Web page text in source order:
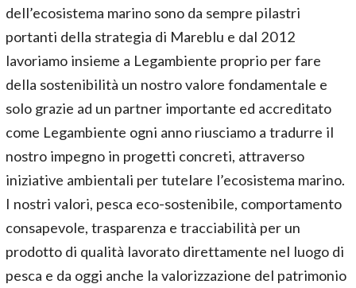
dell’ecosistema marino sono da sempre pilastri
portanti della strategia di Mareblu e dal 2012
lavoriamo insieme a Legambiente proprio per fare
della sostenibilità un nostro valore fondamentale e
solo grazie ad un partner importante ed accreditato
come Legambiente ogni anno riusciamo a tradurre il
nostro impegno in progetti concreti, attraverso
iniziative ambientali per tutelare l’ecosistema marino.
I nostri valori, pesca eco-sostenibile, comportamento
consapevole, trasparenza e tracciabilità per un
prodotto di qualità lavorato direttamente nel luogo di
pesca e da oggi anche la valorizzazione del patrimonio